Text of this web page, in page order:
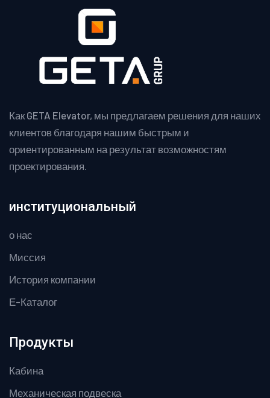
Как GETA Elevator, мы предлагаем решения для наших
клиентов благодаря нашим быстрым и
ориентированным на результат возможностям
проектирования.
институциональный
о нас
Миссия
История компании
Е-Каталог
Продукты
Кабина
Механическая подвеска